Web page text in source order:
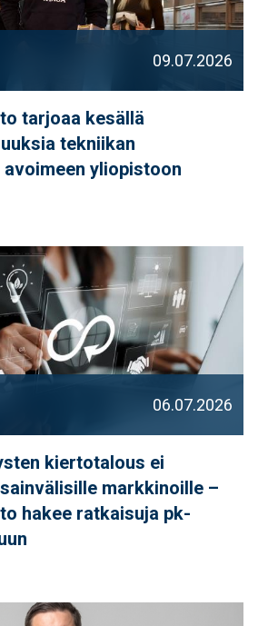
09.07.2026
tarjoaa kesällä
tekniikan
yliopistoon
06.07.2026
kiertotalous ei
markkinoille –
hakee ratkaisuja pk-